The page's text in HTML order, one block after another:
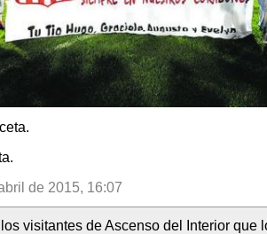
de 2015, 16:07
visitantes de Ascenso del Interior que